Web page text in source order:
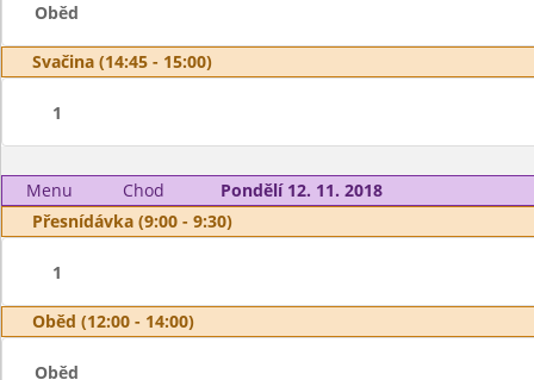
Oběd
Svačina (14:45 - 15:00)
1
Menu Chod
Pondělí 12. 11. 2018
Přesnídávka (9:00 - 9:30)
1
Oběd (12:00 - 14:00)
Oběd